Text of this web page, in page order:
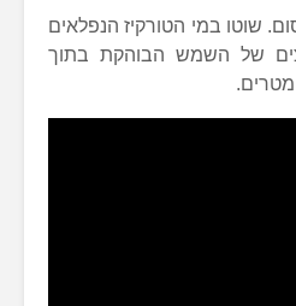
שוטו במי הטורקיז הנפלאים
של השמש הבוהקת בתוך